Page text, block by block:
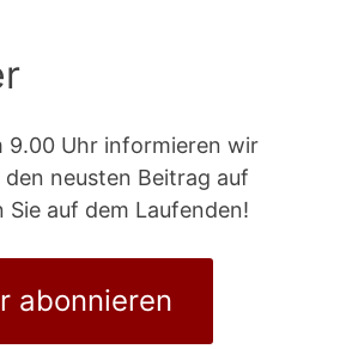
9.00 Uhr informieren wir
den neusten Beitrag auf
Sie auf dem Laufenden!
abonnieren